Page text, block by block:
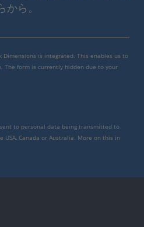
ら。
is integrated. This enables us to
The form is currently hidden due to your
to personal data being transmitted to
USA, Canada or Australia. More on this in